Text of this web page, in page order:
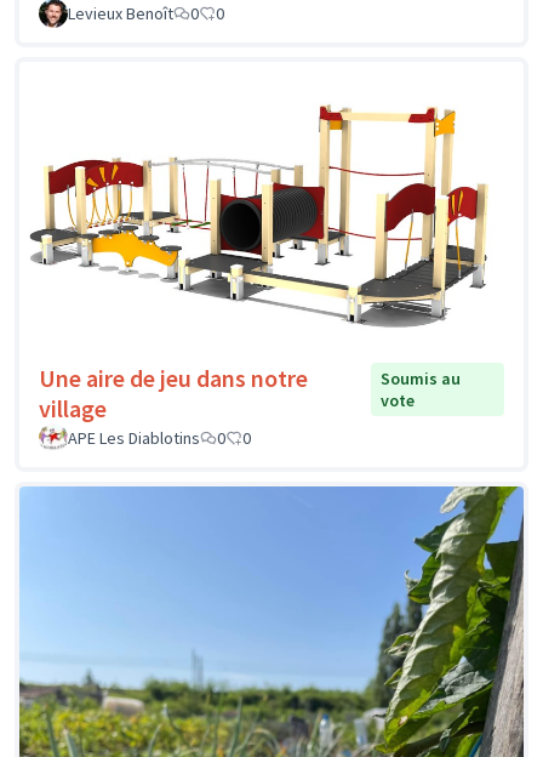
Levieux Benoît 0 0
Une aire de jeu dans notre
village
Soumis au
vote
APE Les Diablotins
0 0